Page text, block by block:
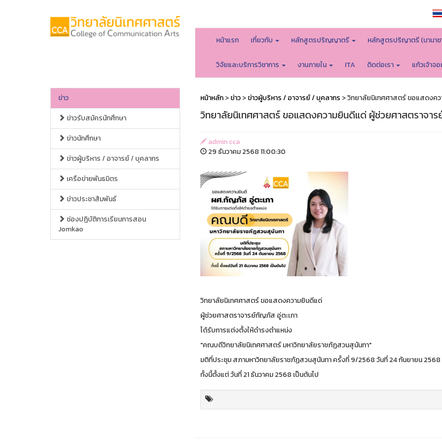
หน้าแรก เกี่ยวกับ หลักสูตรปริญญาตรี หลักสูตรปริญาตรี (นานาช
วิจัยและบริการวิชาการ งานภายใน ITA ติดต่อเรา แก้วเจ้าจ
ข่าว
ข่าวรับสมัครนักศึกษา
ข่าวนักศึกษา
ข่าวผู้บริหาร / อาจารย์ / บุคลากร
เครือข่ายพันธมิตร
ข่าวประชาสัมพันธ์
ช่องปฏิบัติการเรียนการสอน
Jomkao
หน้าหลัก>ข่าว>ข่าวผู้บริหาร / อาจารย์ / บุคลากร > วิทยาลัยนิเทศศาสตร์ ขอแสดงค
วิทยาลัยนิเทศศาสตร์ ขอแสดงความยินดีแด่ ผู้ช่วยศาสตราจา
admin cca
29 ธันวาคม 2568 11:00:30
วิทยาลัยนิเทศศาสตร์ ขอแสดงความยินดีแด่
ผู้ช่วยศาสตราจารย์กัญภัส อู่ตะเภา
ได้รับการแต่งตั้งให้ดำรงตำแหน่ง
"คณบดีวิทยาลัยนิเทศศาสตร์ มหาวิทยาลัยราชภัฏสวนสุนันทา"
มติที่ประชุม สภามหาวิทยาลัยราชภัฏสวนสุนันทา ครั้งที่ 9/2568 วันที่ 24 กันยายน 2568
ทั้งนี้ตั้งแต่ วันที่ 21 ธันวาคม 2568 เป็นต้นไป